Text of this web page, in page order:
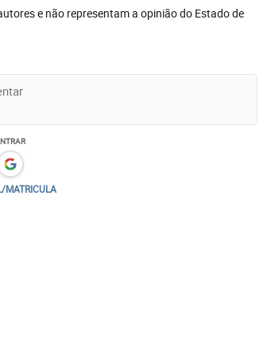
e não representam a opinião do Estado de
MATRICULA